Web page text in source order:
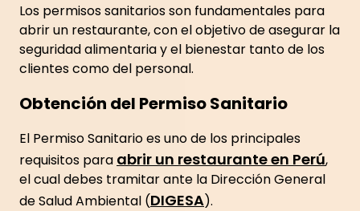
Los permisos sanitarios son fundamentales para
abrir un restaurante, con el objetivo de asegurar la
seguridad alimentaria y el bienestar tanto de los
clientes como del personal.
Obtención del Permiso Sanitario
El Permiso Sanitario es uno de los principales
requisitos para abrir un restaurante en Perú,
el cual debes tramitar ante la Dirección General
de Salud Ambiental (DIGESA).